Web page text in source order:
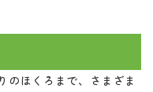
のほくろまで、さまざま